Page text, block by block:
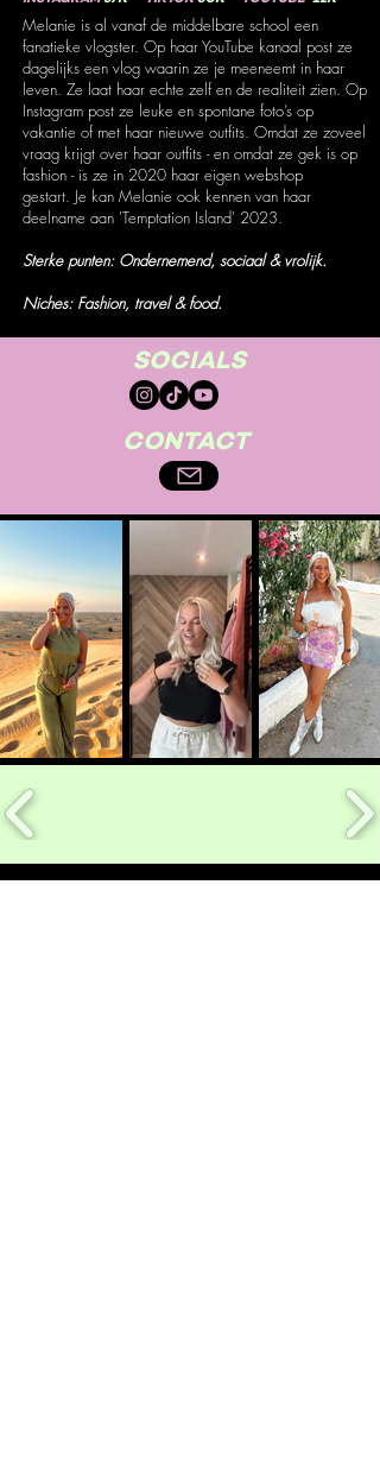
Melanie is al vanaf de middelbare school een
fanatieke vlogster. Op haar YouTube kanaal post ze
dagelijks een vlog waarin ze je meeneemt in haar
leven. Ze laat haar echte zelf en de realiteit zien. Op
Instagram post ze leuke en spontane foto’s op
vakantie of met haar nieuwe outfits. Omdat ze zoveel
vraag krijgt over haar outfits - en omdat ze gek is op
fashion - is ze in 2020 haar eigen webshop
gestart. Je kan Melanie ook kennen van haar
deelname aan 'Temptation Island' 2023.
Sterke punten: Ondernemend, sociaal & vrolijk.
Niches: Fashion, travel & food.
SOCIALS
CONTACT